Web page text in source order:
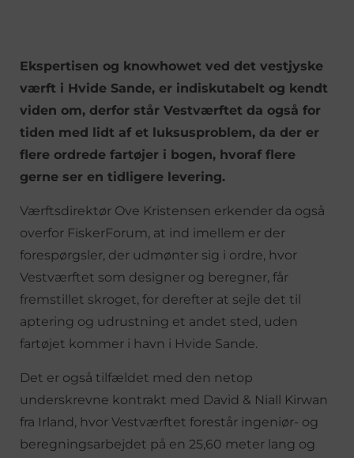
Ekspertisen og knowhowet ved det vestjyske
værft i Hvide Sande, er indiskutabelt og kendt
viden om, derfor står Vestværftet da også for
tiden med lidt af et luksusproblem, da der er
flere ordrede fartøjer i bogen, hvoraf flere
gerne ser en tidligere levering.
Værftsdirektør Ove Kristensen erkender da også
overfor FiskerForum, at ind imellem er der
forespørgsler, der udmønter sig i ordre, hvor
Vestværftet som designer og beregner, får
fremstillet skroget, for derefter at sejle det til
aptering og udrustning et andet sted, uden
fartøjet kommer i havn i Hvide Sande.
Det er også tilfældet med den netop
underskrevne kontrakt med David & Niall Kirwan
fra Irland, hvor Vestværftet forestår ingeniør- og
beregningsarbejdet på en 25,60 meter lang og